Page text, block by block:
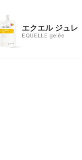
エクエル ジュレ
EQUELLE gelée